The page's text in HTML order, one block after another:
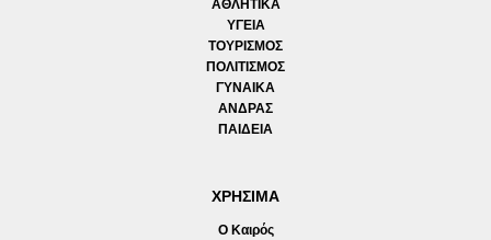
ΑΘΛΗΤΙΚΑ
ΥΓΕΙΑ
ΤΟΥΡΙΣΜΟΣ
ΠΟΛΙΤΙΣΜΟΣ
ΓΥΝΑΙΚΑ
ΑΝΔΡΑΣ
ΠΑΙΔΕΙΑ
ΧΡΗΣΙΜΑ
Ο Καιρός